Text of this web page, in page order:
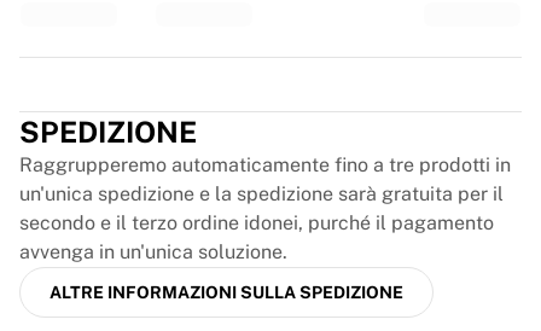
West Indies
Visualizza tutto il cricket
Hockey su ghiaccio
Aalborg Pirates
Tre Kronor
NHL Alumni
Visualizza tutto l'hockey su ghiaccio
Altro
Glory Kickboxing
SPEDIZIONE
Raggrupperemo automaticamente fino a tre prodotti in
un'unica spedizione e la spedizione sarà gratuita per il
secondo e il terzo ordine idonei, purché il pagamento
avvenga in un'unica soluzione.
ALTRE INFORMAZIONI SULLA SPEDIZIONE